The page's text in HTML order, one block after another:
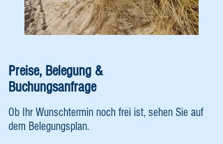
Preise, Belegung &
Buchungsanfrage
Ob Ihr Wunschtermin noch frei ist, sehen Sie auf
dem Belegungsplan.